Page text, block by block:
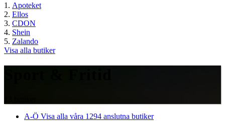
Apoteket
Ellos
CDON
Shein
Zalando
Visa alla butiker
A-Ö Visa alla våra 1294 anslutna butiker